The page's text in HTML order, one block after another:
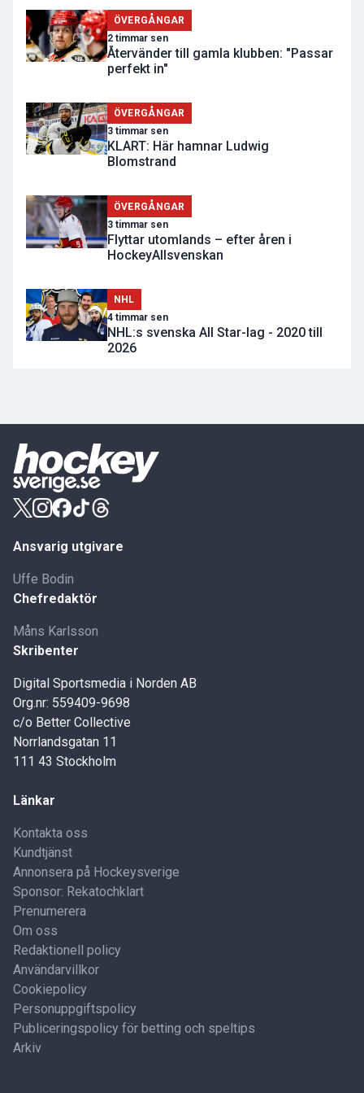
ÖVERGÅNGAR
2 timmar sen
Återvänder till gamla klubben: "Passar
perfekt in"
ÖVERGÅNGAR
3 timmar sen
KLART: Här hamnar Ludwig
Blomstrand
ÖVERGÅNGAR
3 timmar sen
Flyttar utomlands – efter åren i
HockeyAllsvenskan
NHL
4 timmar sen
NHL:s svenska All Star-lag - 2020 till
2026
Ansvarig utgivare
Uffe Bodin
Chefredaktör
Måns Karlsson
Skribenter
Digital Sportsmedia i Norden AB
Org.nr: 559409-9698
c/o Better Collective
Norrlandsgatan 11
111 43 Stockholm
Länkar
Kontakta oss
Kundtjänst
Annonsera på Hockeysverige
Sponsor: Rekatochklart
Prenumerera
Om oss
Redaktionell policy
Användarvillkor
Cookiepolicy
Personuppgiftspolicy
Publiceringspolicy för betting och speltips
Arkiv